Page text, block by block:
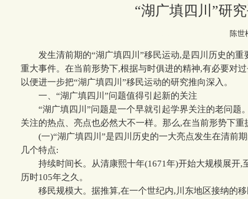
“湖广填四川”研
陈世
发生清前期的“湖广填四川”移民运动,是四川历史的重
重大事件。在当前形势下,根据与时俱进的精神,有必要对
以便进一步把“湖广填四川”移民运动的研究推向深入。
一、“湖广填四川”问题值得引起新的关注
“湖广填四川”问题是一个早就引起学界关注的老问题
关注的热点、亮点也必然大不一样。那么,在当前形势下重
(一)“湖广填四川”是四川历史的一大亮点发生在清前期
几个特点:
持续时间长。从清康熙十年(1671年)开始大规模展开,
历时105年之久。
移民规模大。据推算,在一个世纪内,川东地区接纳的移